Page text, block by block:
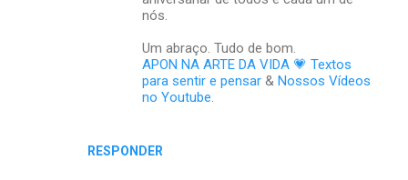
RESPONDER
nós.
Um abraço. Tudo de bom.
APON NA ARTE DA VIDA 💗 Textos
para sentir e pensar & Nossos Vídeos
no Youtube